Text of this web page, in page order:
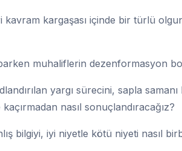
kavram kargaşası içinde bir türlü
muhaliflerin dezenformasyon
yargı sürecini, sapla
nasıl sonuçlandıracağız?
bilgiyi, iyi niyetle kötü niyeti nasıl